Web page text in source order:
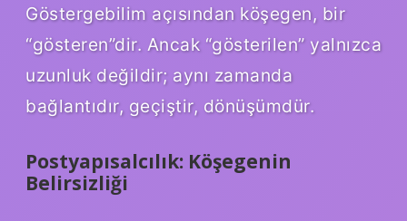
Göstergebilim açısından köşegen, bir
“gösteren”dir. Ancak “gösterilen” yalnızca
uzunluk değildir; aynı zamanda
bağlantıdır, geçiştir, dönüşümdür.
Postyapısalcılık: Köşegenin
Belirsizliği